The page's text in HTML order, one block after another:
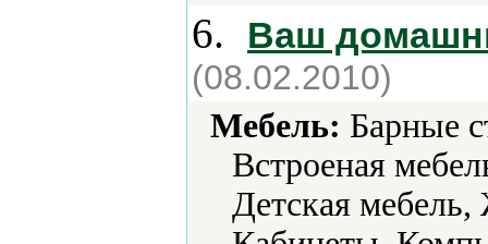
6. Ваш
(08.02.2010)
Мебель: Барные
Встроеная
Детская